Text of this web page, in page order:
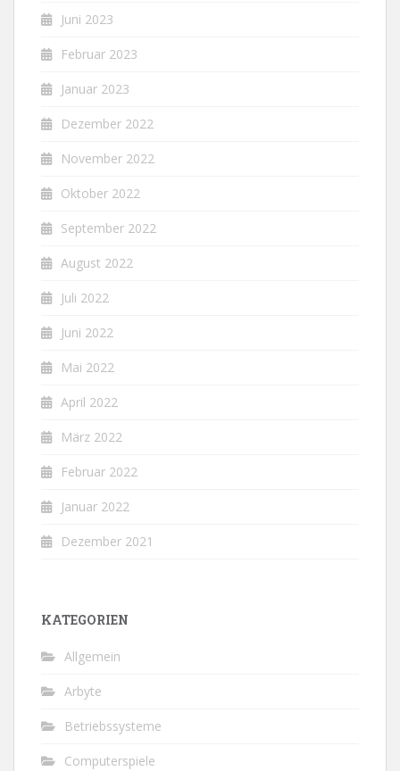
Juni 2023
Februar 2023
Januar 2023
Dezember 2022
November 2022
Oktober 2022
September 2022
August 2022
Juli 2022
Juni 2022
Mai 2022
April 2022
März 2022
Februar 2022
Januar 2022
Dezember 2021
KATEGORIEN
Allgemein
Arbyte
Betriebssysteme
Computerspiele